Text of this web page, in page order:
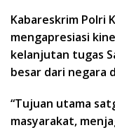
Kabareskrim Polri
mengapresiasi
kelanjutan tugas
besar dari negara
“Tujuan utama
masyarakat,